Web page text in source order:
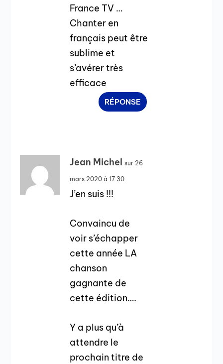
France TV …
Chanter en
français peut être
sublime et
s’avérer très
efficace
RÉPONSE
Jean Michel sur 26
mars 2020 à 17:30
J’en suis !!!
Convaincu de
voir s’échapper
cette année LA
chanson
gagnante de
cette édition….
Y a plus qu’à
attendre le
prochain titre de